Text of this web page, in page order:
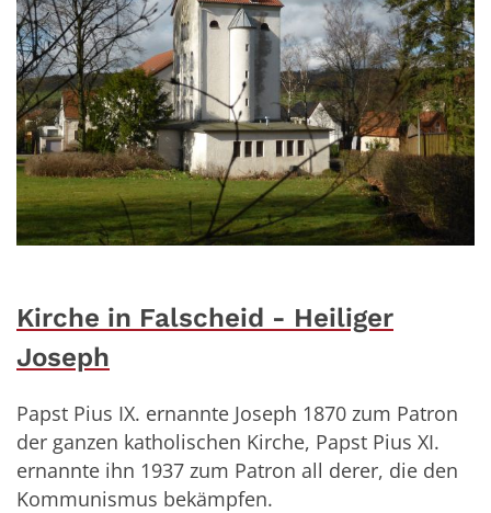
Kirche in Falscheid - Heiliger
Joseph
Papst Pius IX. ernannte Joseph 1870 zum Patron
der ganzen katholischen Kirche, Papst Pius XI.
ernannte ihn 1937 zum Patron all derer, die den
Kommunismus bekämpfen.